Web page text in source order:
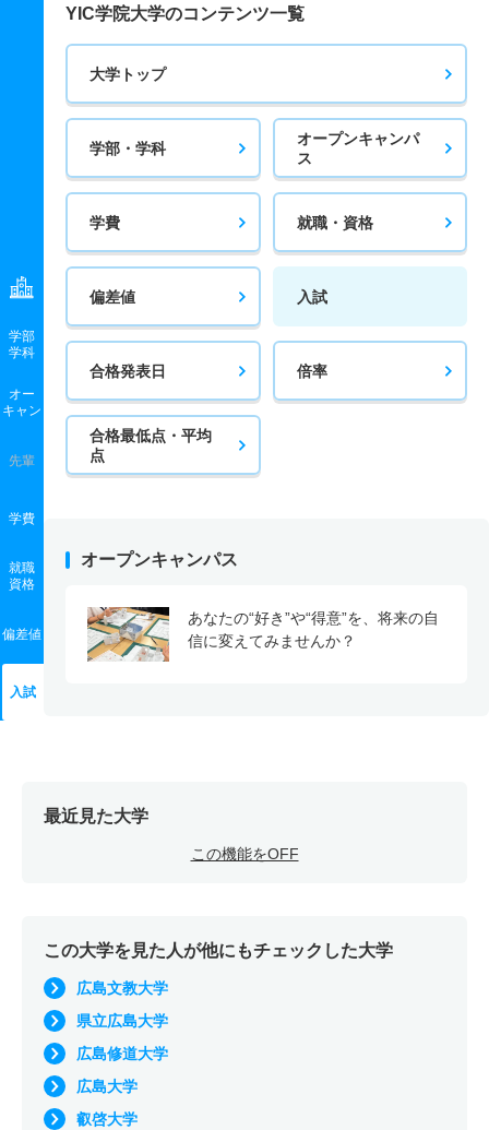
学部
学科
オー
キャン
先輩
学費
就職
資格
偏差値
入試
YIC学院大学のコンテンツ一覧
大学トップ
学部・学科
オープンキャンパ
ス
学費 就職・資格
偏差値 入試
合格発表日 倍率
合格最低点・平均
点
オープンキャンパス
あなたの“好き”や“得意”を、将来の自
信に変えてみませんか？
最近見た大学
この機能をOFF
この大学を見た人が他にもチェックした大学
広島文教大学
県立広島大学
広島修道大学
広島大学
叡啓大学